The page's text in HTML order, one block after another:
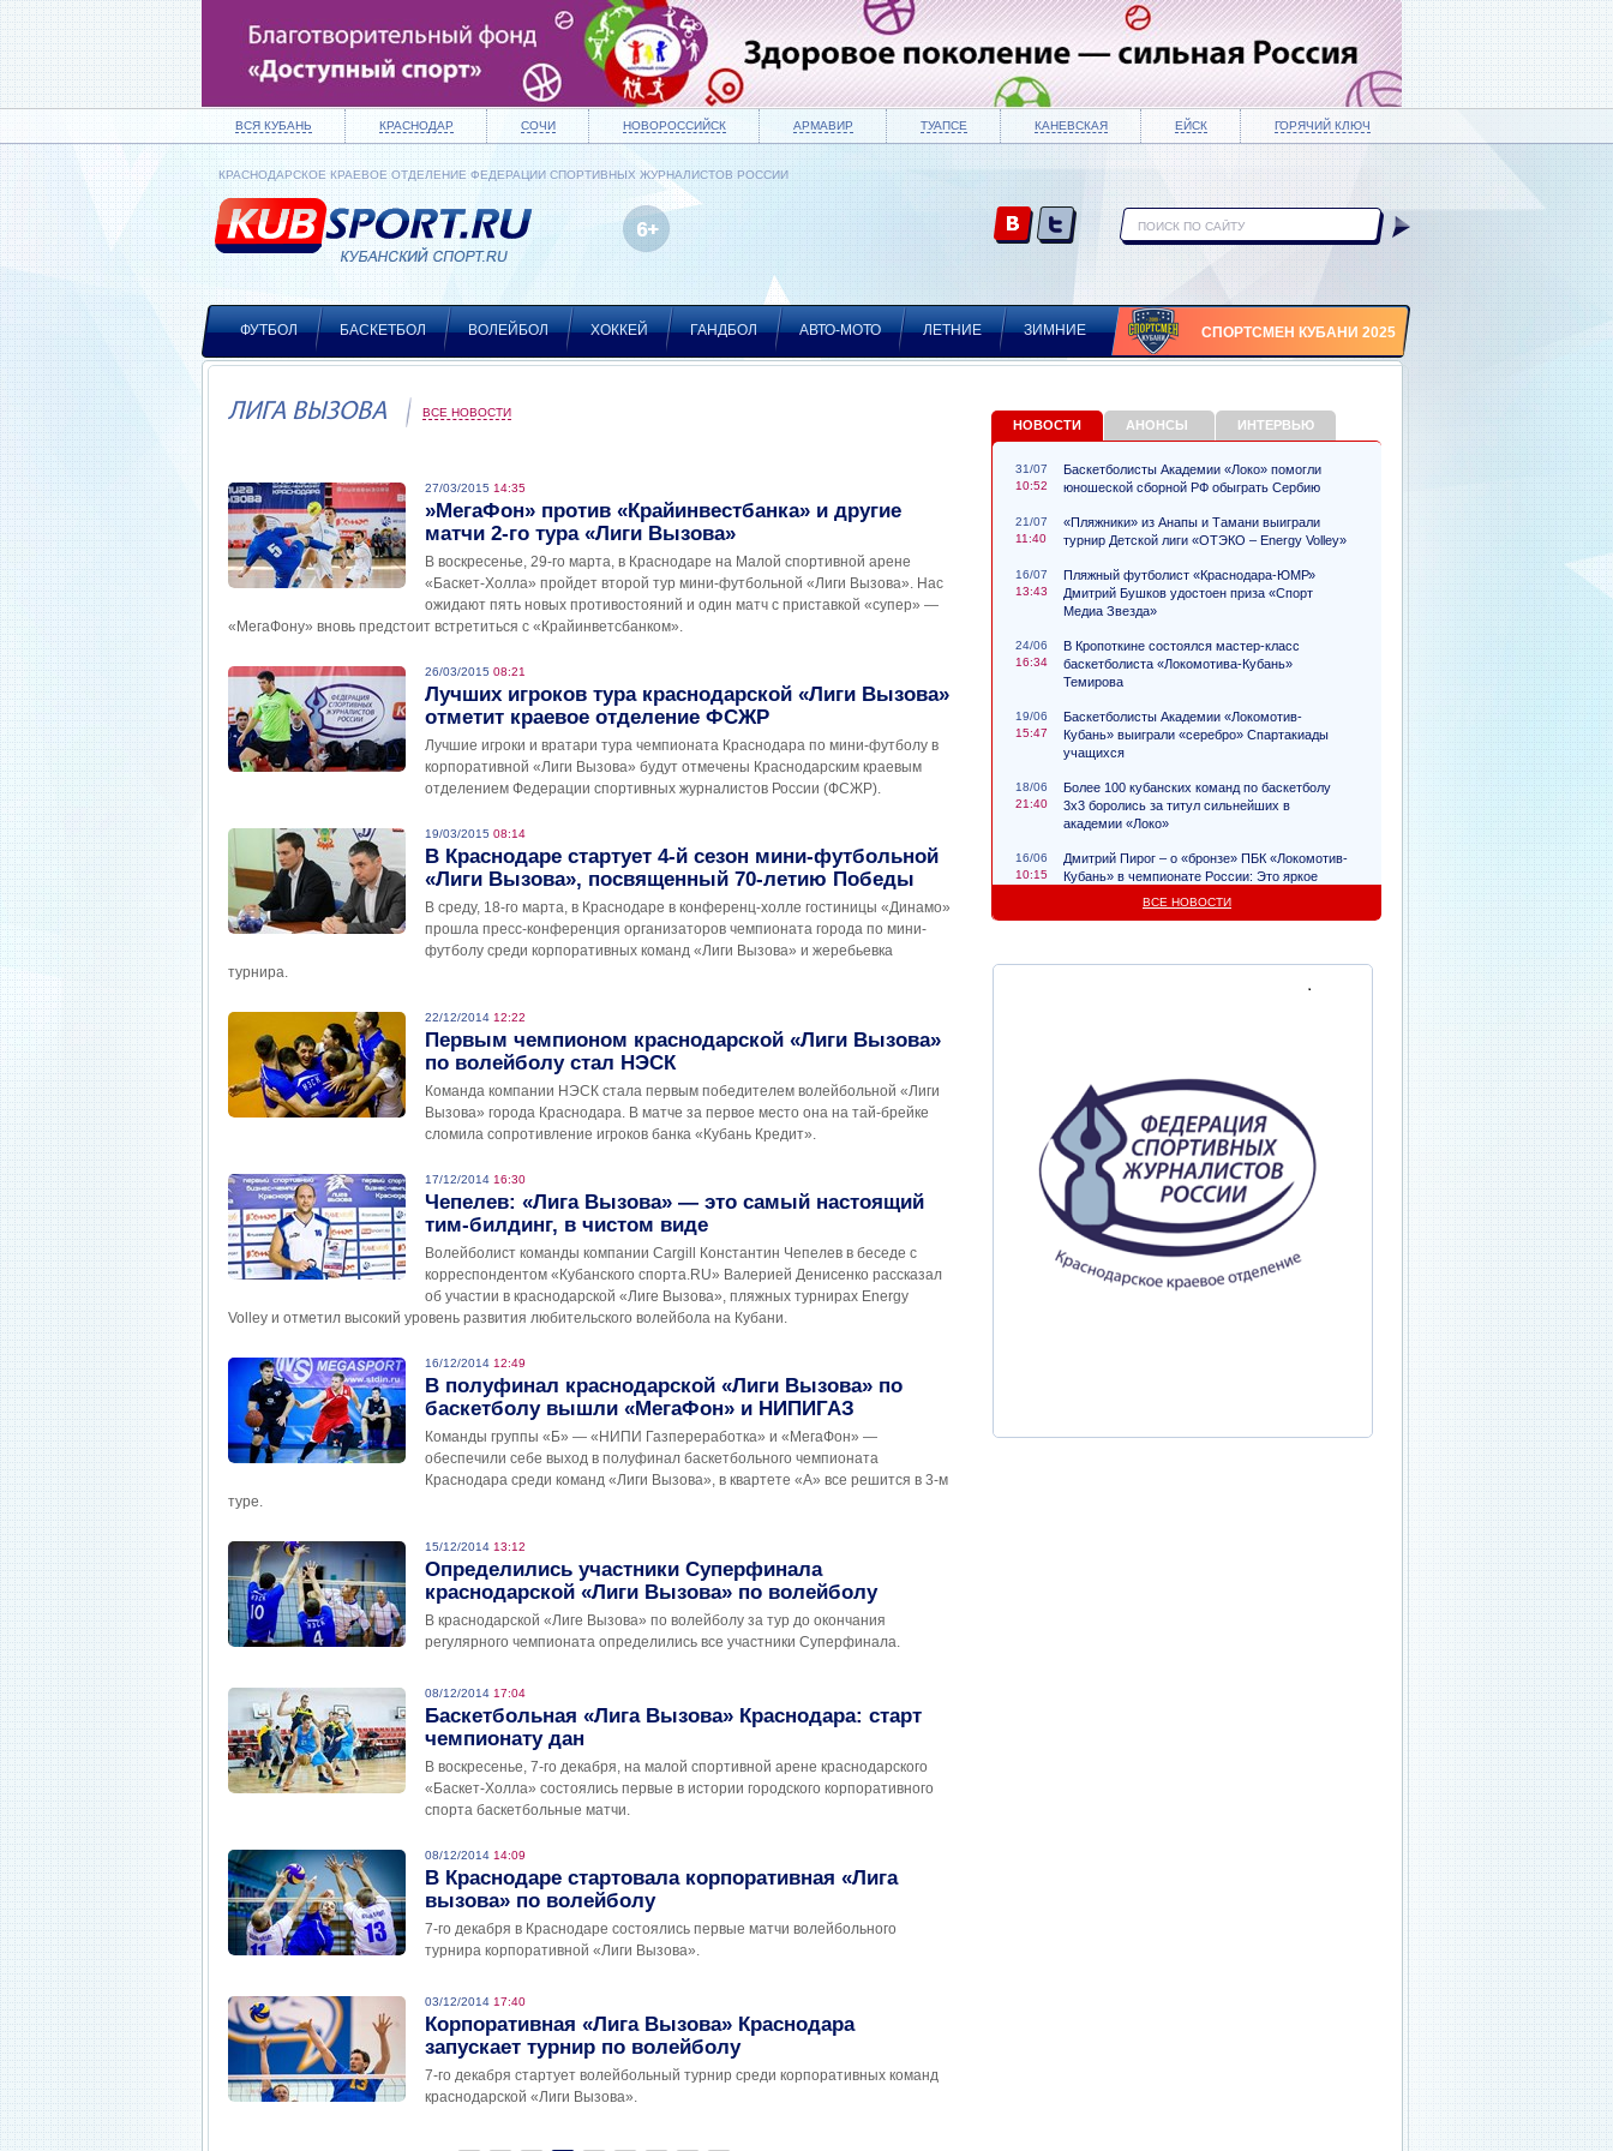
ВСЯ КУБАНЬ КРАСНОДАР СОЧИ НОВОРОССИЙСК АРМАВИР ТУАПСЕ КАНЕВСКАЯ ЕЙСК ГОРЯЧИЙ КЛЮЧ
КРАСНОДАРСКОЕ КРАЕВОЕ ОТДЕЛЕНИЕ ФЕДЕРАЦИИ СПОРТИВНЫХ ЖУРНАЛИСТОВ РОССИИ
ФУТБОЛ БАСКЕТБОЛ ВОЛЕЙБОЛ ХОККЕЙ ГАНДБОЛ АВТО-МОТО ЛЕТНИЕ ЗИМНИЕ СПОРТСМЕН КУБАНИ 2025
ЛИГА ВЫЗОВА ВСЕ НОВОСТИ
27/03/2015 14:35
»МегаФон» против «Крайинвестбанка» и другие
матчи 2-го тура «Лиги Вызова»
В воскресенье, 29-го марта, в Краснодаре на Малой спортивной арене
«Баскет-Холла» пройдет второй тур мини-футбольной «Лиги Вызова». Нас
ожидают пять новых противостояний и один матч с приставкой «супер» —
«МегаФону» вновь предстоит встретиться с «Крайинветсбанком».
26/03/2015 08:21
Лучших игроков тура краснодарской «Лиги Вызова»
отметит краевое отделение ФСЖР
Лучшие игроки и вратари тура чемпионата Краснодара по мини-футболу в
корпоративной «Лиги Вызова» будут отмечены Краснодарским краевым
отделением Федерации спортивных журналистов России (ФСЖР).
19/03/2015 08:14
В Краснодаре стартует 4-й сезон мини-футбольной
«Лиги Вызова», посвященный 70-летию Победы
В среду, 18-го марта, в Краснодаре в конференц-холле гостиницы «Динамо»
прошла пресс-конференция организаторов чемпионата города по мини-
футболу среди корпоративных команд «Лиги Вызова» и жеребьевка
турнира.
22/12/2014 12:22
Первым чемпионом краснодарской «Лиги Вызова»
по волейболу стал НЭСК
Команда компании НЭСК стала первым победителем волейбольной «Лиги
Вызова» города Краснодара. В матче за первое место она на тай-брейке
сломила сопротивление игроков банка «Кубань Кредит».
17/12/2014 16:30
Чепелев: «Лига Вызова» — это самый настоящий
тим-билдинг, в чистом виде
Волейболист команды компании Cargill Константин Чепелев в беседе с
корреспондентом «Кубанского спорта.RU» Валерией Денисенко рассказал
об участии в краснодарской «Лиге Вызова», пляжных турнирах Energy
Volley и отметил высокий уровень развития любительского волейбола на Кубани.
16/12/2014 12:49
В полуфинал краснодарской «Лиги Вызова» по
баскетболу вышли «МегаФон» и НИПИГАЗ
Команды группы «Б» — «НИПИ Газпереработка» и «МегаФон» —
обеспечили себе выход в полуфинал баскетбольного чемпионата
Краснодара среди команд «Лиги Вызова», в квартете «А» все решится в 3-м
туре.
15/12/2014 13:12
Определились участники Суперфинала
краснодарской «Лиги Вызова» по волейболу
В краснодарской «Лиге Вызова» по волейболу за тур до окончания
регулярного чемпионата определились все участники Суперфинала.
08/12/2014 17:04
Баскетбольная «Лига Вызова» Краснодара: старт
чемпионату дан
В воскресенье, 7-го декабря, на малой спортивной арене краснодарского
«Баскет-Холла» состоялись первые в истории городского корпоративного
спорта баскетбольные матчи.
08/12/2014 14:09
В Краснодаре стартовала корпоративная «Лига
вызова» по волейболу
7-го декабря в Краснодаре состоялись первые матчи волейбольного
турнира корпоративной «Лиги Вызова».
03/12/2014 17:40
Корпоративная «Лига Вызова» Краснодара
запускает турнир по волейболу
7-го декабря стартует волейбольный турнир среди корпоративных команд
краснодарской «Лиги Вызова».
НОВОСТИ АНОНСЫ ИНТЕРВЬЮ
31/07
10:52
Баскетболисты Академии «Локо» помогли
юношеской сборной РФ обыграть Сербию
21/07
11:40
«Пляжники» из Анапы и Тамани выиграли
турнир Детской лиги «ОТЭКО – Energy Volley»
16/07
13:43
Пляжный футболист «Краснодара-ЮМР»
Дмитрий Бушков удостоен приза «Спорт
Медиа Звезда»
24/06
16:34
В Кропоткине состоялся мастер-класс
баскетболиста «Локомотива-Кубань»
Темирова
19/06
15:47
Баскетболисты Академии «Локомотив-
Кубань» выиграли «серебро» Спартакиады
учащихся
18/06
21:40
Более 100 кубанских команд по баскетболу
3х3 боролись за титул сильнейших в
академии «Локо»
16/06
10:15
Дмитрий Пирог – о «бронзе» ПБК «Локомотив-
Кубань» в чемпионате России: Это яркое
ВСЕ НОВОСТИ